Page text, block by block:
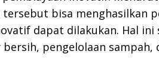
bisa menghasilkan
dapat dilakukan. Hal ini
pengelolaan sampah,